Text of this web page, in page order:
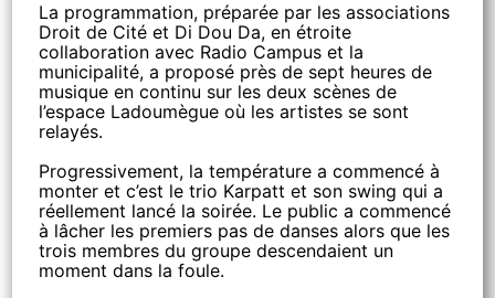
La programmation, préparée par les associations
Droit de Cité et Di Dou Da, en étroite
collaboration avec Radio Campus et la
municipalité, a proposé près de sept heures de
musique en continu sur les deux scènes de
l’espace Ladoumègue où les artistes se sont
relayés.
Progressivement, la température a commencé à
monter et c’est le trio Karpatt et son swing qui a
réellement lancé la soirée. Le public a commencé
à lâcher les premiers pas de danses alors que les
trois membres du groupe descendaient un
moment dans la foule.